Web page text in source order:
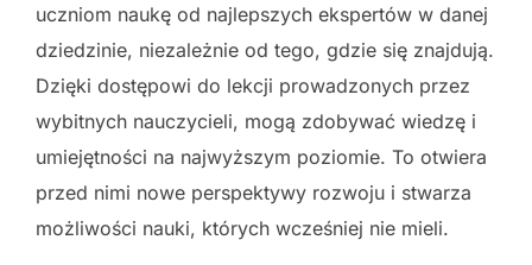
uczniom naukę od najlepszych ekspertów w danej
dziedzinie, niezależnie od tego, gdzie się znajdują.
Dzięki dostępowi do lekcji prowadzonych przez
wybitnych nauczycieli, mogą zdobywać wiedzę i
umiejętności na najwyższym poziomie. To otwiera
przed nimi nowe perspektywy rozwoju i stwarza
możliwości nauki, których wcześniej nie mieli.